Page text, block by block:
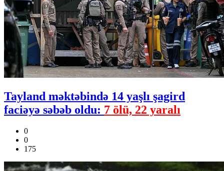
Tayland məktəbində 14 yaşlı şagird
faciəyə səbəb oldu: 7 ölü, 22 yaralı
0
0
175